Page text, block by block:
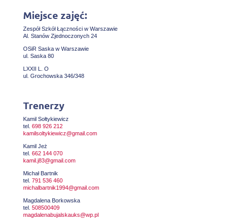
Miejsce zajęć:
Zespół Szkół Łączności w Warszawie
Al. Stanów Zjednoczonych 24
OSiR Saska w Warszawie
ul. Saska 80
LXXII L. O
ul. Grochowska 346/348
Trenerzy
Kamil Sołtykiewicz
tel. 698 926 212
kamilsoltykiewicz@gmail.com
Kamil Jeż
tel. 662 144 070
kamil.j83@gmail.com
Michał Bartnik
tel. 791 536 460
michalbartnik1994@gmail.com
Magdalena Borkowska
tel. 508500409
magdalenabujalskauks@wp.pl